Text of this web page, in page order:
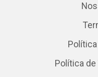
Política de